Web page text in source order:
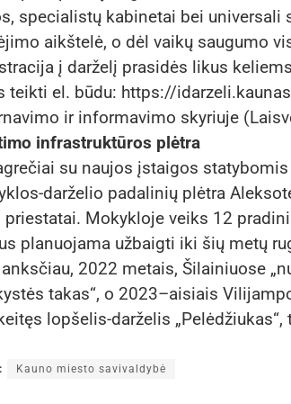
specialistų kabinetai bei
aikštelė, o dėl vaikų saugumo
į darželį prasidės likus
teikti el. būdu: https://
ir informavimo skyriuje
infrastruktūros plėtra
su naujos įstaigos
darželio padalinių plėtra
priestatai. Mokykloje veiks 12
planuojama užbaigti iki šių metų
2022 metais, Šilainiuose
takas“, o 2023–aisiais
lopšelis-darželis
Kauno miesto savivaldybė